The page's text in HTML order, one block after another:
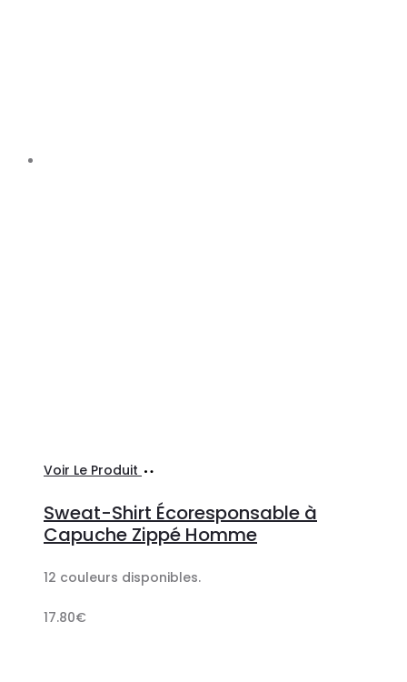
Voir Le Produit
panier
Sweat-Shirt Écoresponsable à
Capuche Zippé Homme
12 couleurs disponibles.
17.80€